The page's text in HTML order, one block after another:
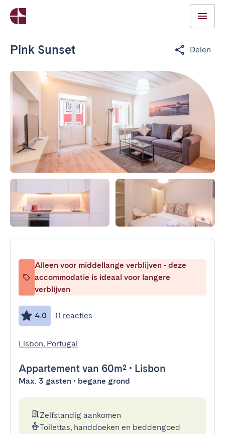
Pink Sunset Delen
Alleen voor middellange verblijven - deze
accommodatie is ideaal voor langere
verblijven
4.0 11 reacties
Lisbon, Portugal
Appartement van 60m² • Lisbon
Max. 3 gasten • begane grond
Zelfstandig aankomen
Toilettas, handdoeken en beddengoed